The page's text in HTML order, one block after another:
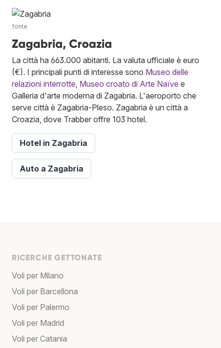
fonte
Zagabria, Croazia
La città ha 663.000 abitanti. La valuta ufficiale è euro
(€). I principali punti di interesse sono Museo delle
relazioni interrotte Museo croato di Arte Naïve e
Galleria d'arte moderna di Zagabria. L'aeroporto che
serve città è Zagabria-Pleso. Zagabria è un città a
Croazia, dove Trabber offre 103 hotel.
Hotel in Zagabria
Auto a Zagabria
RICERCHE GETTONATE
Voli per Milano
Voli per Barcellona
Voli per Palermo
Voli per Madrid
Voli per Catania